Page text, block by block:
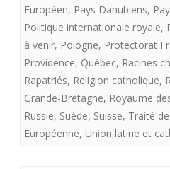
Européen, Pays Danubiens,
Politique internationale royale,
à venir, Pologne, Protectorat
Providence, Québec, Racines
Rapatriés, Religion catholique,
Grande-Bretagne, Royaume
Russie, Suède, Suisse, Traité
Européenne, Union latine et